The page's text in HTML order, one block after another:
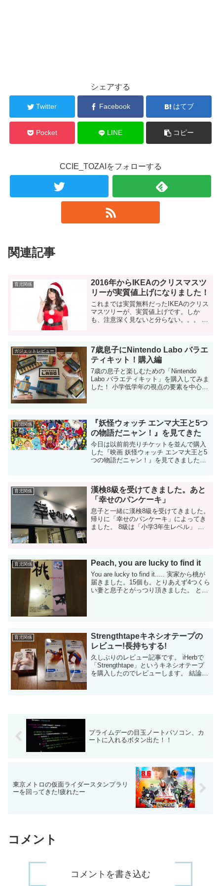
シェアする
Twitter Facebook はてブ
Pocket LINE コピー
CCIE_TOZAIをフォローする
関連記事
育児関係
2016年からIKEAのクリスマスツ
リーが実質値上げになりました！
これまでは実質無料だったIKEAのクリス
マスツリーが、実質値上げです。しか
も、注意深く見ないと分らない。。。 今
ガジェットレビュー
7歳息子にNintendo Labo バラエ
ティキット！購入編
7歳の息子と楽しむための「Nintendo
Labo バラエティキット」を購入してみま
した！ 小学低学年の視点の要素を中心に
育児関係
『妖怪ウォッチ エンマ大王と5つ
の物語だニャン！』を見てきた
今日は以前前売りチケットを並んで購入
した『映画 妖怪ウォッチ エンマ大王と5
つの物語だニャン！』を見てきましたの
ッチ...
育児関係
漢検8級を受けてきました。あと
「幸せのパンケーキ」
息子と一緒に漢検8級を受けてきました。
帰りに「幸せのパンケーキ」によってき
ました。 8級は「小学3年生レベル」 先
育児関係 Peach, you are lucky to find it
You are lucky to find it..... 実家から桃が
届きました。15個も。とりあえず4つくら
い妻と息子とがっつり頂きました。 とて
育児関係
Strengthtapeキネシオテープの
レビュー!長持ちする!
久しぶりのレビュー記事です。 iHerbで
「Strengthtape」というキネシオテープ
を購入したのでレビューします。 結論か
プライムデーの目玉ノートパソコン、カ
ートに入れるボタン出た！！
東京メトロの仮面ライダースタンプラリ
ーを回ってきた!疲れたー
コメント
コメントを書き込む